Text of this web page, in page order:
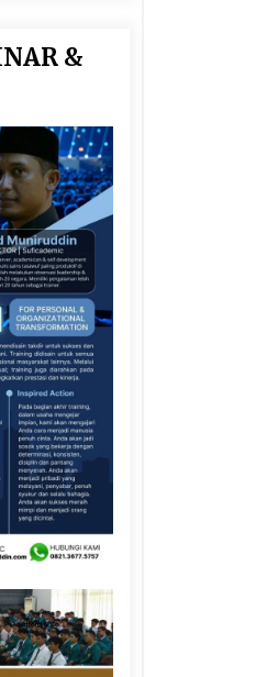
&